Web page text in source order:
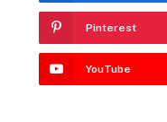
Pinterest
YouTube